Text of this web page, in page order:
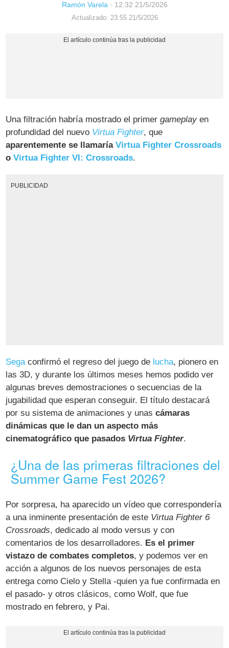
Ramón Varela· 12:32 21/5/2026
Actualizado: 23:55 21/5/2026
Una filtración habría mostrado el primergameplay en
profundidad del nuevo Virtua Fighter, que
aparentemente se llamaríaVirtua Fighter Crossroads
oVirtua Fighter VI: Crossroads.
PUBLICIDAD
Segaconfirmó el regreso del juego de lucha, pionero en
las 3D, y durante los últimos meses hemos podido ver
algunas breves demostraciones o secuencias de la
jugabilidad que esperan conseguir. El título destacará
por su sistema de animaciones y unascámaras
dinámicas que le dan un aspecto más
cinematográfico que pasados Virtua Fighter.
¿Una de las primeras filtraciones del
Summer Game Fest 2026?
Por sorpresa, ha aparecido un vídeo que correspondería
a una inminente presentación de este Virtua Fighter 6
Crossroads, dedicado al modo versus y con
comentarios de los desarrolladores. Es el primer
vistazo de combates completos, y podemos ver en
acción a algunos de los nuevos personajes de esta
entrega como Cielo y Stella -quien ya fue confirmada en
el pasado- y otros clásicos, como Wolf, que fue
mostrado en febrero, y Pai.